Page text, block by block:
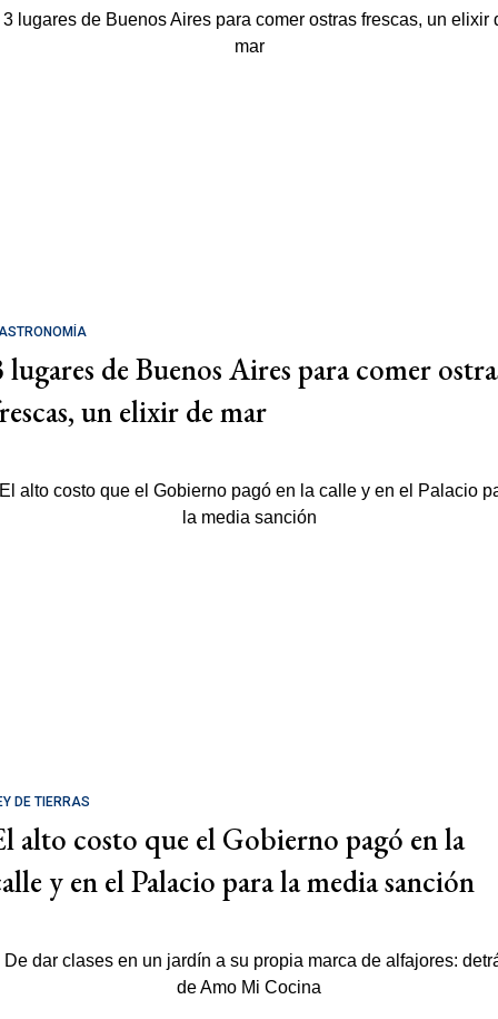
lugares de Buenos Aires para comer
un elixir de mar
DE TIERRAS
alto costo que el Gobierno pagó en la
y en el Palacio para la media sanción